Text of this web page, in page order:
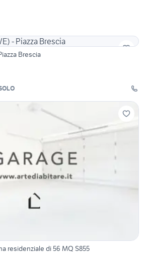
Brescia
residenziale di 56 MQ S855